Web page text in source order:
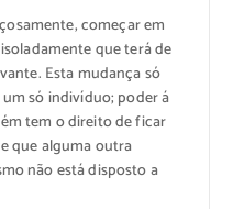
começar em
que terá de
Esta mudança só
só indivíduo; poder á
tem o direito de ficar
que alguma outra
não está disposto a